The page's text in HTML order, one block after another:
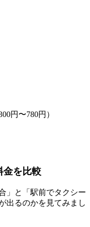
円〜780円）
金を比較
」と「駅前でタクシー
出るのかを見てみまし